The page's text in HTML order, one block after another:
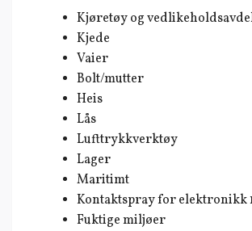
Kjøretøy og
Kjede
Vaier
Bolt/mutter
Heis
Lås
Lufttrykkverktøy
Lager
Maritimt
Kontaktspray for elektronikk
Fuktige miljøer